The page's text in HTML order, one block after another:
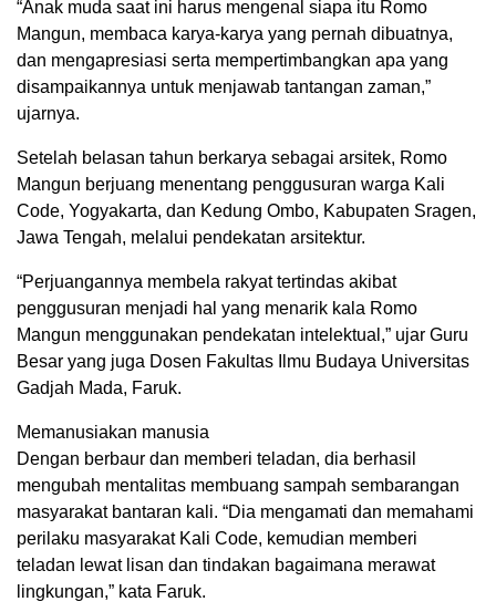
“Anak muda saat ini harus mengenal siapa itu Romo
Mangun, membaca karya-karya yang pernah dibuatnya,
dan mengapresiasi serta mempertimbangkan apa yang
disampaikannya untuk menjawab tantangan zaman,”
ujarnya.
Setelah belasan tahun berkarya sebagai arsitek, Romo
Mangun berjuang menentang penggusuran warga Kali
Code, Yogyakarta, dan Kedung Ombo, Kabupaten Sragen,
Jawa Tengah, melalui pendekatan arsitektur.
“Perjuangannya membela rakyat tertindas akibat
penggusuran menjadi hal yang menarik kala Romo
Mangun menggunakan pendekatan intelektual,” ujar Guru
Besar yang juga Dosen Fakultas Ilmu Budaya Universitas
Gadjah Mada, Faruk.
Memanusiakan manusia
Dengan berbaur dan memberi teladan, dia berhasil
mengubah mentalitas membuang sampah sembarangan
masyarakat bantaran kali. “Dia mengamati dan memahami
perilaku masyarakat Kali Code, kemudian memberi
teladan lewat lisan dan tindakan bagaimana merawat
lingkungan,” kata Faruk.